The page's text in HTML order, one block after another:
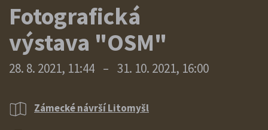
Fotografická
výstava "OSM"
28. 8. 2021, 11:44 – 31. 10. 2021, 16:00
Zámecké návrší Litomyšl